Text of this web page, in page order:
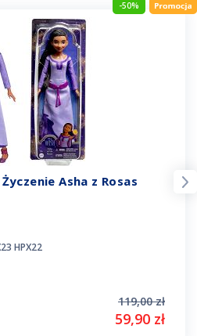
-50%
Asha z Rosas
HPX22
119,00 zł
59,90 zł